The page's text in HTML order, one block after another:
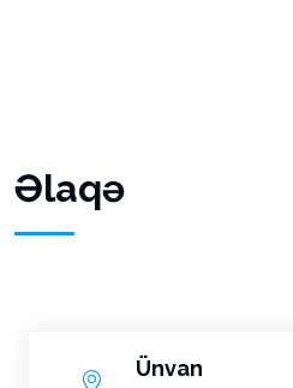
Əlaqə
Ünvan